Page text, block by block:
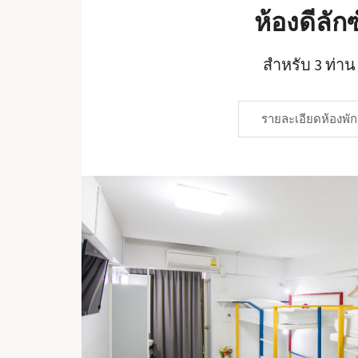
ห้องดีลัก
สำหรับ 3 ท่าน
รายละเอียดห้องพัก